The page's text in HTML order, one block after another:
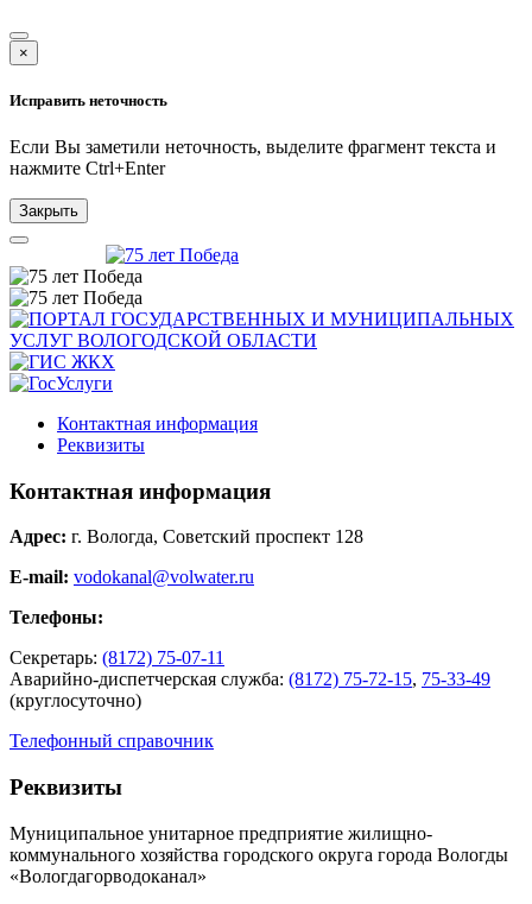
×
Исправить неточность
Если Вы заметили неточность, выделите фрагмент текста и
нажмите Ctrl+Enter
Закрыть
Контактная информация
Реквизиты
Контактная информация
Адрес: г. Вологда, Советский проспект 128
E-mail: vodokanal@volwater.ru
Телефоны:
Секретарь: (8172) 75-07-11
Аварийно-диспетчерская служба: (8172) 75-72-15, 75-33-49
(круглосуточно)
Телефонный справочник
Реквизиты
Муниципальное унитарное предприятие жилищно-
коммунального хозяйства городского округа города Вологды
«Вологдагорводоканал»